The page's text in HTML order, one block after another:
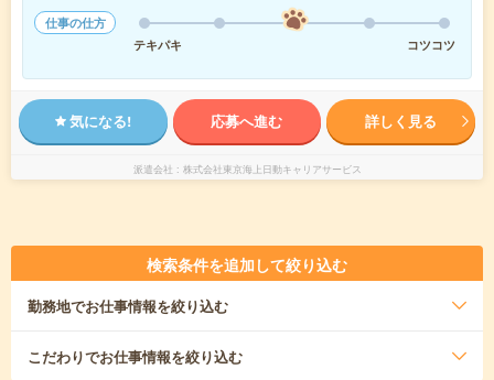
仕事の仕方
テキパキ
コツコツ
気になる! 応募へ進む 詳しく見る
派遣会社 株式会社東京海上日動キャリアサービス
検索条件を追加して絞り込む
勤務地でお仕事情報を絞り込む
こだわりでお仕事情報を絞り込む